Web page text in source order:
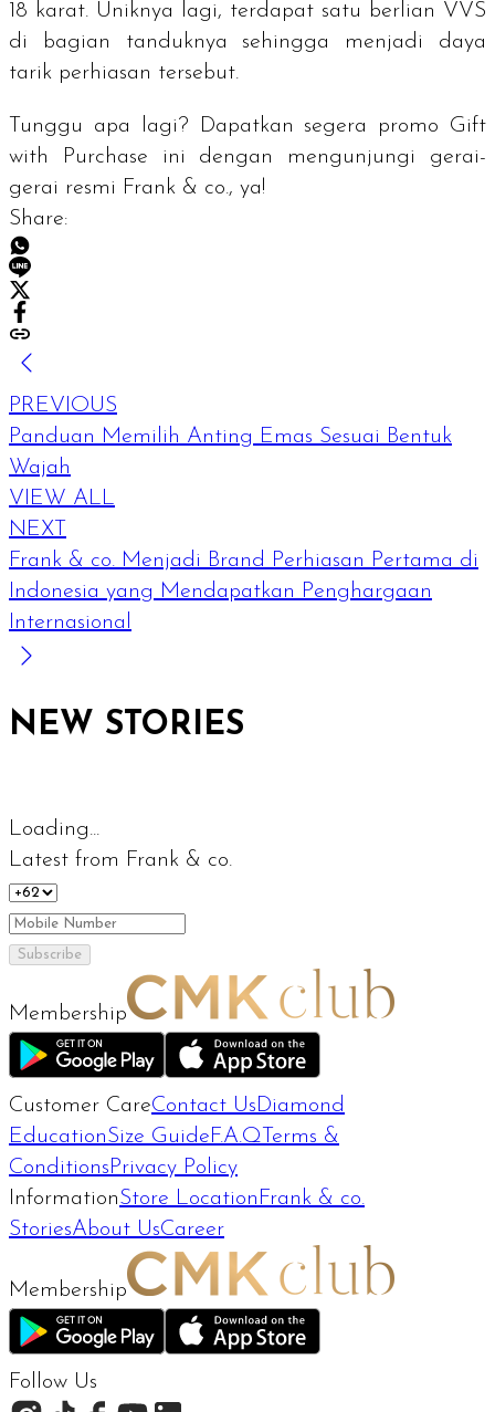
18 karat. Uniknya lagi, terdapat satu berlian VVS
di bagian tanduknya sehingga menjadi daya
tarik perhiasan tersebut.
Tunggu apa lagi? Dapatkan segera promo Gift
with Purchase ini dengan mengunjungi gerai-
gerai resmi Frank & co., ya!
Share:
PREVIOUS
Panduan Memilih Anting Emas Sesuai Bentuk
Wajah
VIEW ALL
NEXT
Frank & co. Menjadi Brand Perhiasan Pertama di
Indonesia yang Mendapatkan Penghargaan
Internasional
NEW STORIES
Loading...
Latest from Frank & co.
Subscribe
Membership
Customer CareContact UsDiamond
EducationSize GuideF.A.Q Terms &
ConditionsPrivacy Policy
InformationStore Location Frank & co.
StoriesAbout UsCareer
Membership
Follow Us